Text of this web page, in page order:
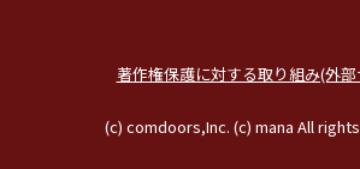
著作権保護に対する取り組み(外
(c) comdoors,Inc. (c) mana All